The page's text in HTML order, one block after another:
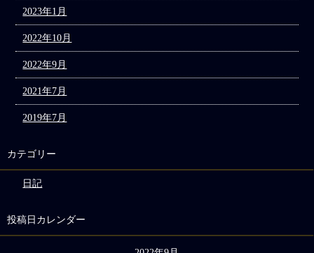
2023年1月
2022年10月
2022年9月
2021年7月
2019年7月
カテゴリー
日記
投稿日カレンダー